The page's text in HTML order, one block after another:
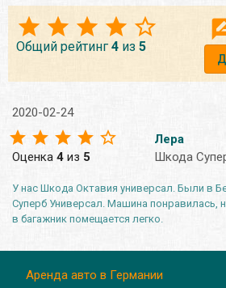
Общий рейтинг 4 из 5
2020-02-24
Оценка 4 из 5
Лера
Шкода
У нас Шкода Октавия универсал. Были в
Суперб Универсал. Машина понравилась,
в багажник помещается легко.
Аренда авто в Германии